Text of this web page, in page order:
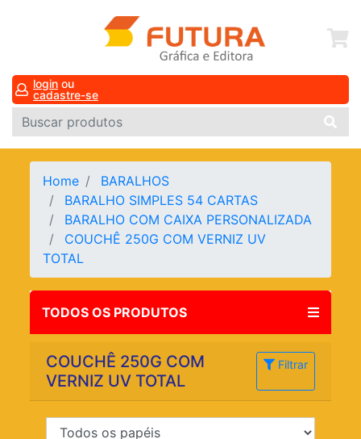
login ou
cadastre-se
Home
BARALHOS
BARALHO SIMPLES 54 CARTAS
BARALHO COM CAIXA PERSONALIZADA
COUCHÊ 250G COM VERNIZ UV
TOTAL
TODOS OS PRODUTOS
COUCHÊ 250G COM
VERNIZ UV TOTAL
Filtrar